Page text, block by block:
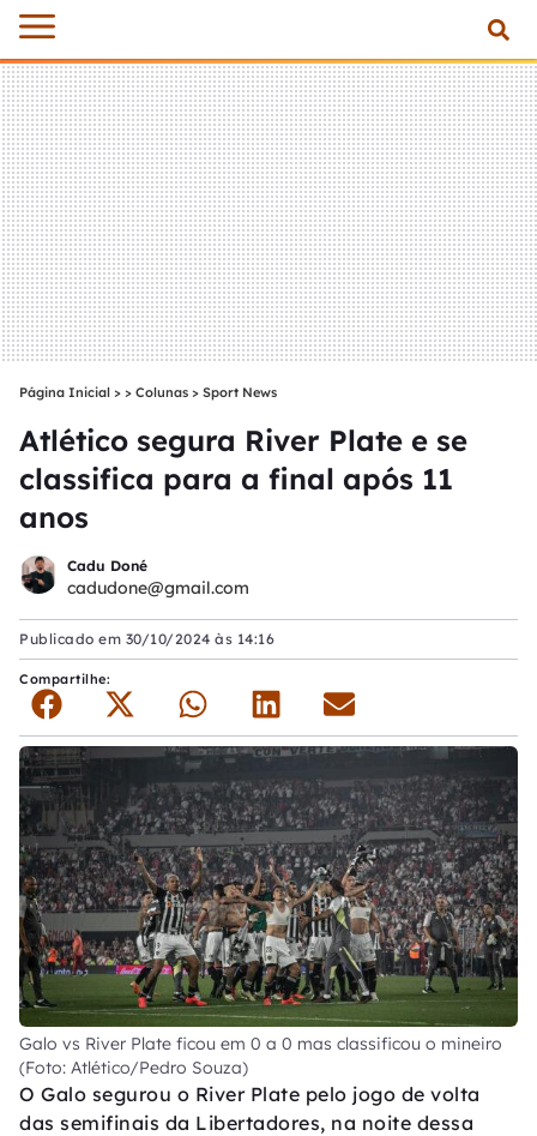
Página Inicial > Colunas > Sport News
Atlético segura River Plate e se
classifica para a final após 11
anos
Cadu Doné
cadudone@gmail.com
Publicado em 30/10/2024 às 14:16
Compartilhe:
Galo vs River Plate ficou em 0 a 0 mas classificou o mineiro
(Foto: Atlético/Pedro Souza)
O Galo segurou o River Plate pelo jogo de volta
das semifinais da Libertadores, na noite dessa